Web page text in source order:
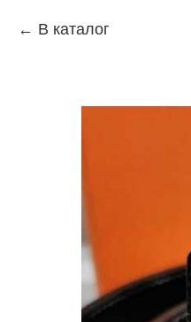
В каталог